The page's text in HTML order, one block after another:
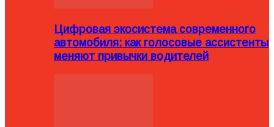
Цифровая экосистема современного
автомобиля: как голосовые ассистенты
меняют привычки водителей